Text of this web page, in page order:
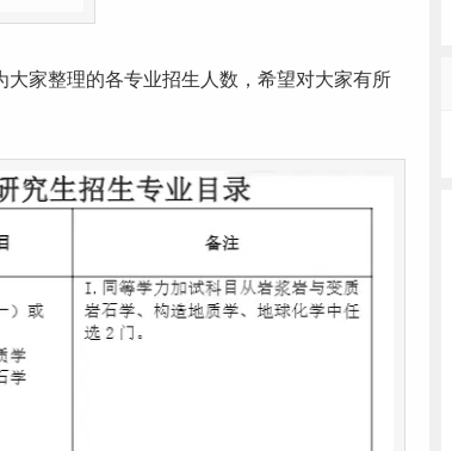
大家整理的各专业招生人数，希望对大家有所